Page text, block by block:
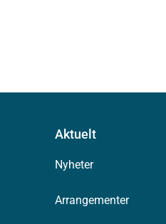
Aktuelt
Nyheter
Arrangementer